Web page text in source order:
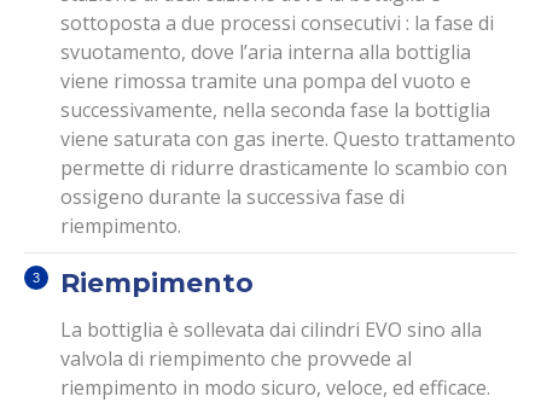
sottoposta a due processi consecutivi : la fase di
svuotamento, dove l’aria interna alla bottiglia
viene rimossa tramite una pompa del vuoto e
successivamente, nella seconda fase la bottiglia
viene saturata con gas inerte. Questo trattamento
permette di ridurre drasticamente lo scambio con
ossigeno durante la successiva fase di
riempimento.
Riempimento
La bottiglia è sollevata dai cilindri EVO sino alla
valvola di riempimento che provvede al
riempimento in modo sicuro, veloce, ed efficace.